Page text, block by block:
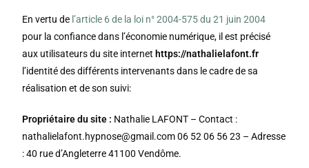
En vertu de l’article 6 de la loi n° 2004-575 du 21 juin 2004
pour la confiance dans l’économie numérique, il est précisé
aux utilisateurs du site internet https://nathalielafont.fr
l’identité des différents intervenants dans le cadre de sa
réalisation et de son suivi:
Propriétaire du site : Nathalie LAFONT – Contact :
nathalielafont.hypnose@gmail.com 06 52 06 56 23 – Adresse
:40 rue d’Angleterre 41100 Vendôme.